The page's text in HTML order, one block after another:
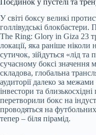
У світі боксу великі
голлівудські блокбастери.
The Ring: Glory in Giza 23
локації, яка раніше
сутичок, зійдуться «лід та
сучасному боксі значення
складова, глобальна
аудиторії далеко за
інвестори та
перетворили бокс на
проводяться на
тепер – біля пірамід.